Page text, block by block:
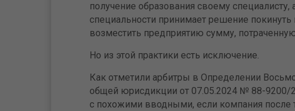
получение образования своему специалисту,
специальности принимает решение
возместить предприятию сумму,
Но из этой практики есть исключение.
Как отметили арбитры в Определении
общей юрисдикции от 07.05.2024 № 88-9200/
с похожими вводными, если компания после